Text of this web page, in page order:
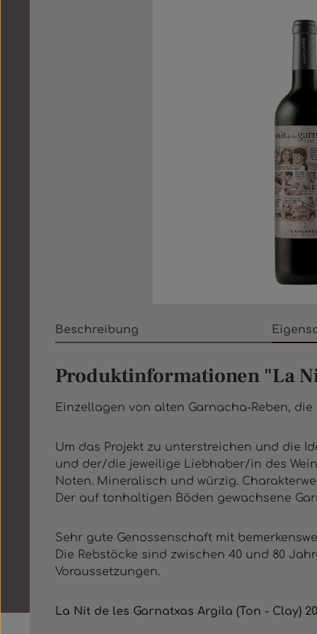
Beschreibung
Produktinformationen "La
Einzellagen von alten Garnacha-Reben,
Um das Projekt zu unterstreichen und die
und der/die jeweilige Liebhaber/in des
Noten. Mineralisch und würzig.
Der auf tonhaltigen Böden gewachsene
Sehr gute Genossenschaft mit
Die Rebstöcke sind zwischen 40 und 80
Voraussetzungen.
La Nit de les Garnatxas Argila (Ton - Clay)